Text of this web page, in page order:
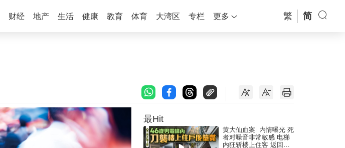
财经 地产 生活 健康 教育 体育 大湾区 专栏 更多 繁 简
最Hit
黄大仙血案│内情曝光 死
者对噪音非常敏感 电梯
内狂斩楼上住客 返回住